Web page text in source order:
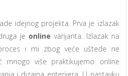
idejnog projekta. Prva je izlazak
je online varijanta. Izlazak na
i mi zbog veće uštede ne
mnogo više praktikujemo online